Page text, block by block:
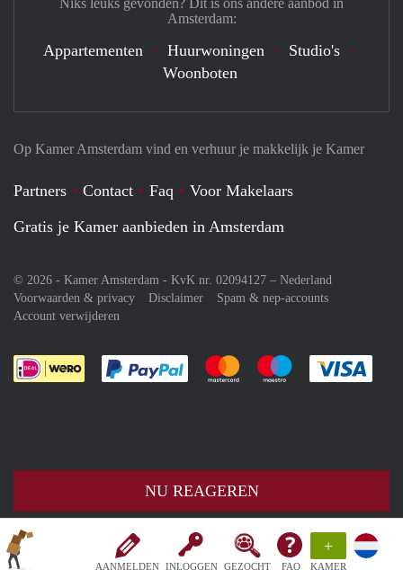
AANMELDEN INLOGGEN GEZOCHT FAQ
+
KAMER
NU REAGEREN
Op Kamer Amsterdam vind en verhuur je makkelijk je Kamer
Partners Contact Faq
Voor Makelaars
Gratis je Kamer aanbieden in Amsterdam
© 2026 - Kamer Amsterdam - KvK nr. 02094127 – Nederland
Voorwaarden & privacy
Disclaimer
Spam & nep-accounts
Account verwijderen
Je rekent gemakkelijk af met Paypal
Je rekent gemakkelijk af met
Je rekent
Niks leuks gevonden? Dit is ons andere aanbod in
Amsterdam:
Appartementen Huurwoningen
Studio's
Woonboten